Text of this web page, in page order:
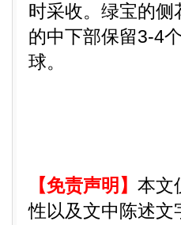
时采收。绿宝的
的中下部保留3-4
球。
【免责声明】 本文
性以及文中陈述文